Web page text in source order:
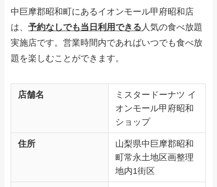
中巨摩郡昭和町にあるイオンモール甲府昭和店
は、予約なしでも当日利用できる 人気の食べ放題
実施店です。営業時間内であればいつでも食べ放
題を楽しむことができます。
店舗名
ミスタードーナツ イ
オンモール甲府昭和
ショップ
住所
山梨県中巨摩郡昭和
町常永土地区画整理
地内1街区